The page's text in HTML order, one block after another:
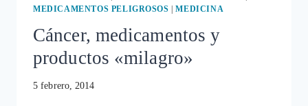
MEDICAMENTOS PELIGROSOS |MEDICINA
Cáncer, medicamentos y
productos «milagro»
5 febrero, 2014